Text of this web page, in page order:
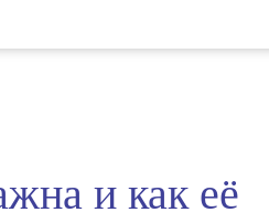
и как её